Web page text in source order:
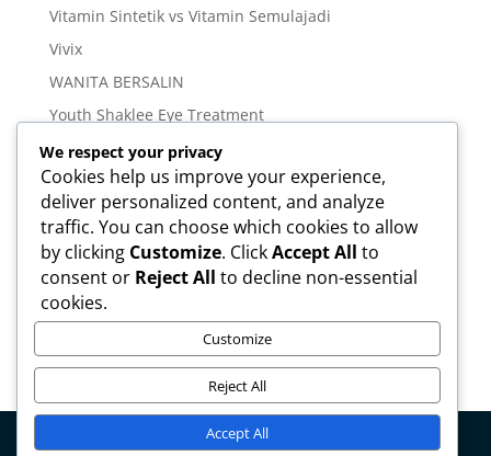
Vitamin Sintetik vs Vitamin Semulajadi
Vivix
WANITA BERSALIN
Youth Shaklee Eye Treatment
YOUTH SKIN CARE SERIES
Meta
Log in
Entries feed
Comments feed
We respect your privacy
Cookies help us improve your experience,
deliver personalized content, and analyze
traffic. You can choose which cookies to allow
by clicking Customize. ClickAccept All to
consent or Reject All to decline non-essential
cookies.
Customize
Reject All
Accept All